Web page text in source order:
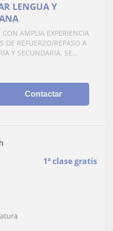
LENGUA Y
AMPLIA EXPERIENCIA
DE REFUERZO/REPASO A
Y SECUNDARIA. SE...
Contactar
1ª clase gratis